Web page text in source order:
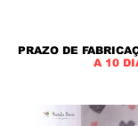
PRAZO DE
A 10